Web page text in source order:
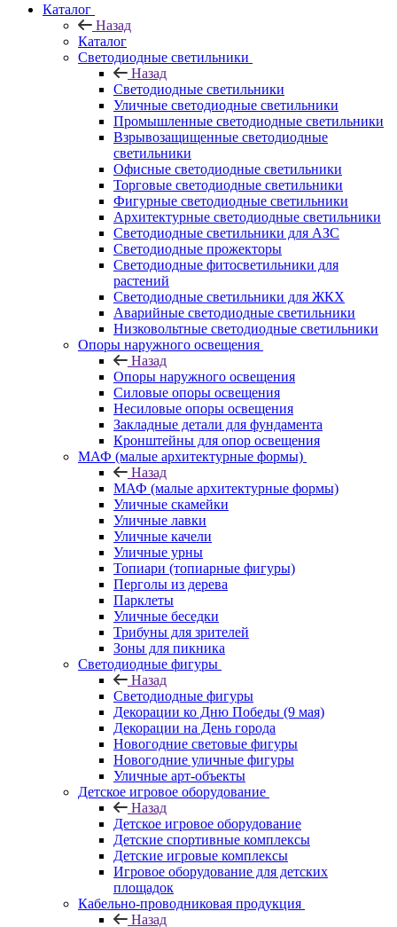
Каталог
Назад
Каталог
Светодиодные светильники
Назад
Светодиодные светильники
Уличные светодиодные светильники
Промышленные светодиодные светильники
Взрывозащищенные светодиодные
светильники
Офисные светодиодные светильники
Торговые светодиодные светильники
Фигурные светодиодные светильники
Архитектурные светодиодные светильники
Светодиодные светильники для АЗС
Светодиодные прожекторы
Светодиодные фитосветильники для
растений
Светодиодные светильники для ЖКХ
Аварийные светодиодные светильники
Низковольтные светодиодные светильники
Опоры наружного освещения
Назад
Опоры наружного освещения
Силовые опоры освещения
Несиловые опоры освещения
Закладные детали для фундамента
Кронштейны для опор освещения
МАФ (малые архитектурные формы)
Назад
МАФ (малые архитектурные формы)
Уличные скамейки
Уличные лавки
Уличные качели
Уличные урны
Топиари (топиарные фигуры)
Перголы из дерева
Парклеты
Уличные беседки
Трибуны для зрителей
Зоны для пикника
Светодиодные фигуры
Назад
Светодиодные фигуры
Декорации ко Дню Победы (9 мая)
Декорации на День города
Новогодние световые фигуры
Новогодние уличные фигуры
Уличные арт-объекты
Детское игровое оборудование
Назад
Детское игровое оборудование
Детские спортивные комплексы
Детские игровые комплексы
Игровое оборудование для детских
площадок
Кабельно-проводниковая продукция
Назад